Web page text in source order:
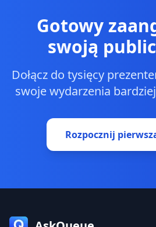
wysuwa na górę
ułatwiając zarządzanie
Gotowy
swoją
Dołącz do tysięcy
swoje wydarzenia
Rozpocznij